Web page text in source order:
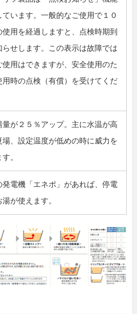
ています。一般的なご使用で１０
使用を経過しますと、点検時期到
らせします。この表示は故障では
使用はできますが、安全使用のた
用時の点検（有償）を受けてくだ
量が２５％アップ。主に水温が高
場、設定温度が低めの時に威力を
。
発電機「エネポ」があれば、停電
が使えます。